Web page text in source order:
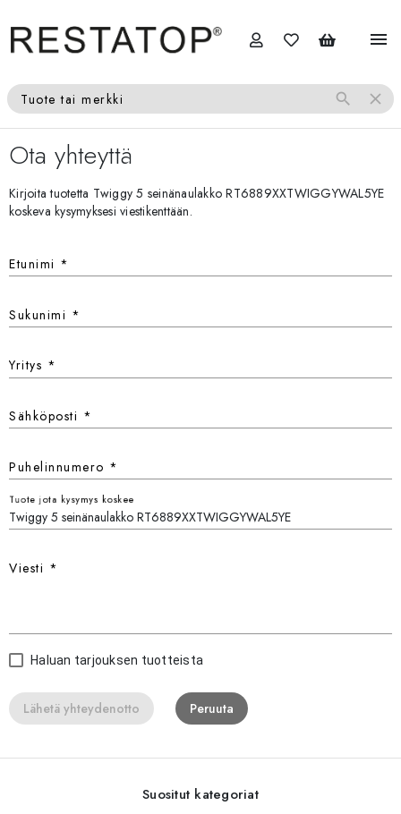
menu
Tuote tai merkki search close
Ota yhteyttä
Kirjoita tuotetta Twiggy 5 seinänaulakko RT6889XXTWIGGYWAL5YE
koskeva kysymyksesi viestikenttään.
Etunimi *
Sukunimi *
Yritys *
Sähköposti *
Puhelinnumero *
Tuote jota kysymys koskee
Viesti *
Haluan tarjouksen tuotteista
Lähetä yhteydenotto Peruuta
Suositut kategoriat